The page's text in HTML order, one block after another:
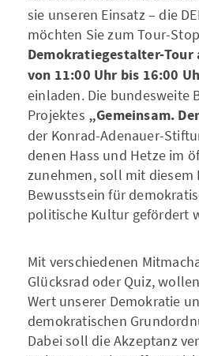
sie unseren Einsatz – die
möchten Sie zum Tour-
Demokratiegestalter-Tour
von 11:00 Uhr bis 16:00
einladen. Die bundesweite
Projektes „Gemeinsam.
der Konrad-Adenauer-
denen Hass und Hetze im
zunehmen, soll mit diesem
Bewusstsein für
politische Kultur gefördert
Mit verschiedenen
Glücksrad oder Quiz,
Wert unserer Demokratie
demokratischen
Dabei soll die Akzeptanz